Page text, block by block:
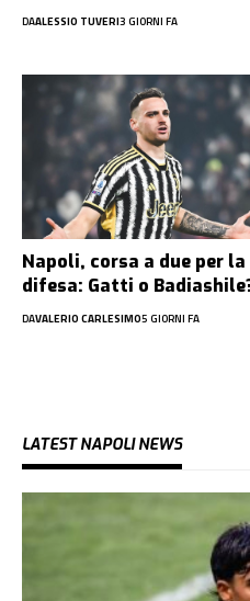
DAALESSIO TUVERI3 GIORNI FA
Napoli, corsa a due per la
difesa: Gatti o
DAVALERIO CARLESIMO5 GIORNI FA
LATEST NAPOLI NEWS